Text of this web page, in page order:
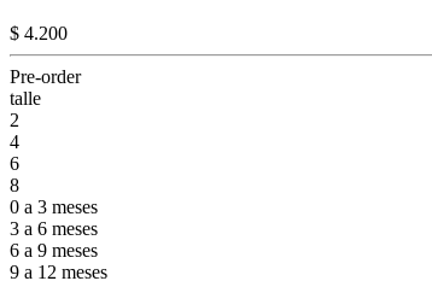
$ 4.200
Pre-order
talle
2
4
6
8
0 a 3 meses
3 a 6 meses
6 a 9 meses
9 a 12 meses